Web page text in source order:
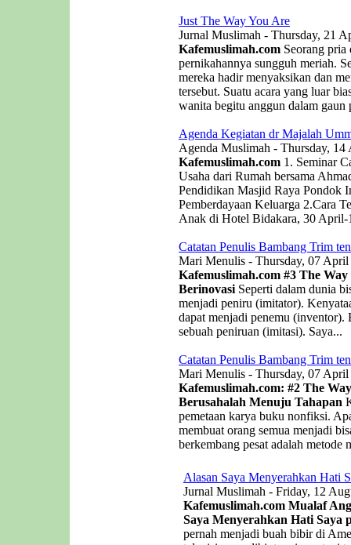
Just The Way You Are
Jurnal Muslimah - Thursday, 21
Kafemuslimah.com Seorang pria
pernikahannya sungguh meriah.
mereka hadir menyaksikan dan
tersebut. Suatu acara yang luar
wanita begitu anggun dalam gaun
Agenda Kegiatan dr Majalah
Agenda Muslimah - Thursday, 14
Kafemuslimah.com 1. Seminar
Usaha dari Rumah bersama
Pendidikan Masjid Raya Pondok
Pemberdayaan Keluarga 2.Cara
Anak di Hotel Bidakara, 30
Catatan Penulis Bambang Trim
Mari Menulis - Thursday, 07 April
Kafemuslimah.com #3 The
Berinovasi Seperti dalam dunia
menjadi peniru (imitator).
dapat menjadi penemu
sebuah peniruan (imitasi). Saya...
Catatan Penulis Bambang Trim
Mari Menulis - Thursday, 07 April
Kafemuslimah.com: #2 The
Berusahalah Menuju Tahapan
pemetaan karya buku nonfiksi.
membuat orang semua menjadi
berkembang pesat adalah metode
Alasan Saya Menyerahkan Hati
Jurnal Muslimah - Friday, 12
Kafemuslimah.com Mualaf
Saya Menyerahkan Hati Saya
pernah menjadi buah bibir di